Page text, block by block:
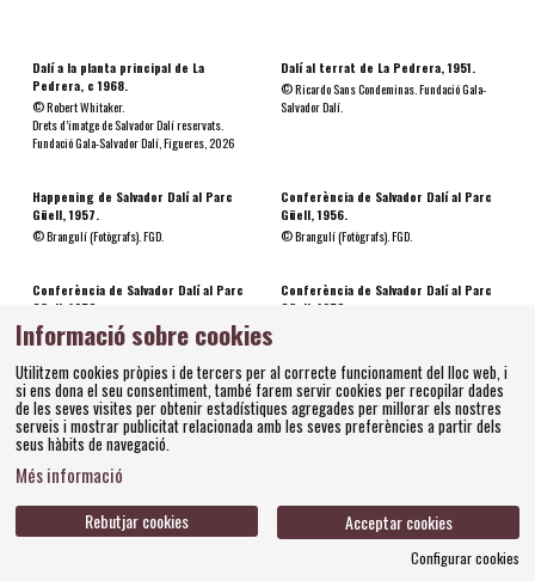
Dalí a la planta principal de La
Pedrera, c 1968.
© Robert Whitaker.
Drets d’imatge de Salvador Dalí reservats.
Fundació Gala-Salvador Dalí, Figueres, 2026
Dalí al terrat de La Pedrera, 1951.
© Ricardo Sans Condeminas. Fundació Gala-
Salvador Dalí.
Happening de Salvador Dalí al Parc
Güell, 1957.
© Brangulí (Fotògrafs). FGD.
Conferència de Salvador Dalí al Parc
Güell, 1956.
© Brangulí (Fotògrafs). FGD.
Conferència de Salvador Dalí al Parc
Güell, 1956.
© Brangulí (Fotògrafs). FGD.
Conferència de Salvador Dalí al Parc
Güell, 1956.
Informació pràctica
Informació sobre cookies
Utilitzem cookies pròpies i de tercers per al correcte funcionament del lloc web, i
si ens dona el seu consentiment, també farem servir cookies per recopilar dades
de les seves visites per obtenir estadístiques agregades per millorar els nostres
serveis i mostrar publicitat relacionada amb les seves preferències a partir dels
seus hàbits de navegació.
Més informació
Acceptar cookies
Rebutjar cookies
Configurar cookies